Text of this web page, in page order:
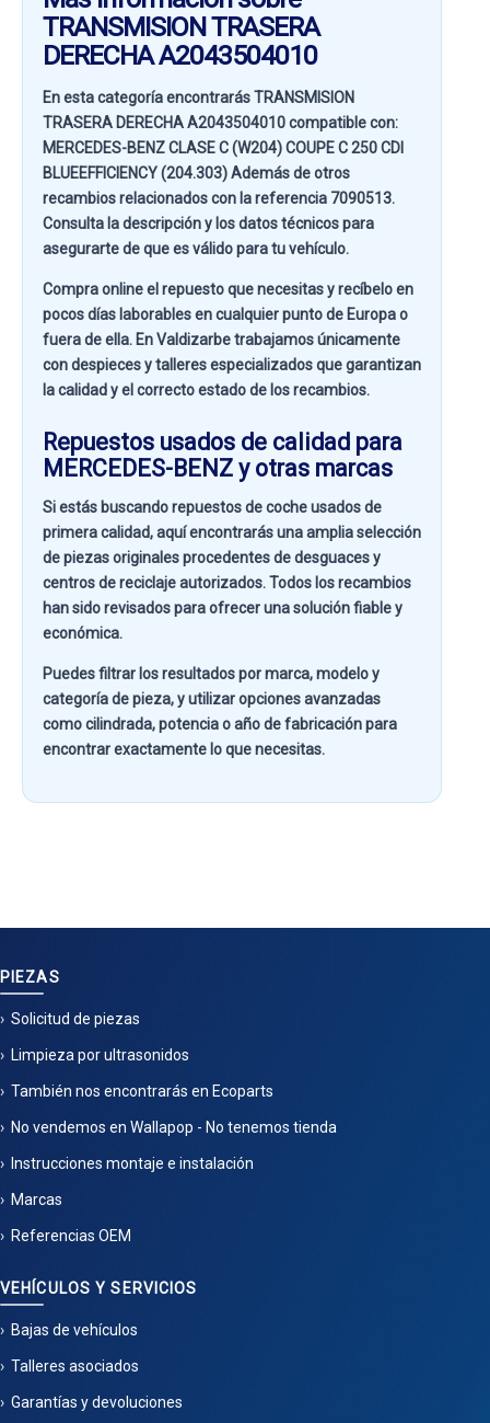
TRANSMISION TRASERA
DERECHA A2043504010
En esta categoría encontrarás TRANSMISION
TRASERA DERECHA A2043504010 compatible con:
MERCEDES-BENZ CLASE C (W204) COUPE C 250 CDI
BLUEEFFICIENCY (204.303)Además de otros
recambios relacionados con la referencia 7090513.
Consulta la descripción y los datos técnicos para
asegurarte de que es válido para tu vehículo.
Compra online el repuesto que necesitas y recíbelo en
pocos días laborables en cualquier punto de Europa o
fuera de ella. EnValdizarbetrabajamos únicamente
con despieces y talleres especializados que garantizan
la calidad y el correcto estado de los recambios.
Repuestos usados de calidad para
MERCEDES-BENZ y otras marcas
Si estás buscandorepuestos de coche usados de
primera calidad, aquí encontrarás una amplia selección
de piezas originales procedentes de desguaces y
centros de reciclaje autorizados. Todos los recambios
han sido revisados para ofrecer una solución fiable y
económica.
Puedes filtrar los resultados pormarca, modelo y
categoría de pieza, y utilizar opciones avanzadas
comocilindrada, potencia o año de fabricaciónpara
encontrar exactamente lo que necesitas.
PIEZAS
Solicitud de piezas
Limpieza por ultrasonidos
También nos encontrarás en Ecoparts
No vendemos en Wallapop - No tenemos tienda
Instrucciones montaje e instalación
Marcas
Referencias OEM
VEHÍCULOS Y SERVICIOS
Bajas de vehículos
Talleres asociados
Garantías y devoluciones